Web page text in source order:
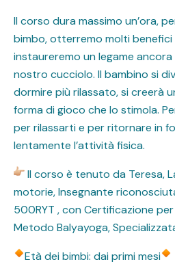
Il corso dura massimo un’ora,
bimbo, otterremo molti benefici
instaureremo un legame
nostro cucciolo. Il bambino si
dormire più rilassato, si creerà
forma di gioco che lo stimola.
per rilassarti e per ritornare in
lentamente l’attività fisica.
Il corso è tenuto da Teresa,
motorie, Insegnante
500RYT , con Certificazione
Metodo Balyayoga,
Età dei bimbi: dai primi mesi